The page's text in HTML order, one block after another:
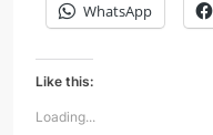
WhatsApp
Like this:
Loading...